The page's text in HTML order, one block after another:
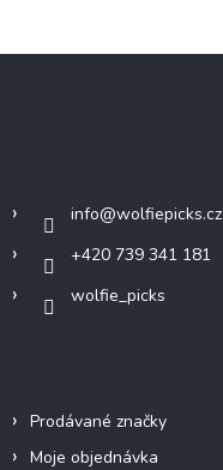
info@wolfiepicks.cz
+420 739 341 181
wolfie_picks
Prodávané značky
Moje objednávka